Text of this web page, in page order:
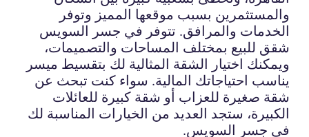
والمستثمرين بسبب موقعها المميز وتوفر
الخدمات والمرافق. تتوفر في جسر السويس
شقق للبيع بمختلف المساحات والتصميمات،
ويمكنك اختيار الشقة المثالية لك بتقسيط ميسر
يناسب احتياجاتك المالية. سواء كنت تبحث عن
شقة صغيرة للعزاب أو شقة كبيرة للعائلات
الكبيرة، ستجد العديد من الخيارات المناسبة لك
في جسر السويس.